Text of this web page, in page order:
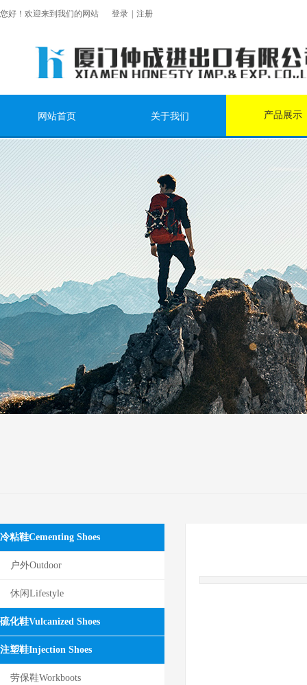
登录 注册
您好！欢迎来到我们的网站
网站首页 关于我们 产品展示
冷粘鞋Cementing Shoes
户外Outdoor
休闲Lifestyle
硫化鞋Vulcanized Shoes
注塑鞋Injection Shoes
劳保鞋Workboots